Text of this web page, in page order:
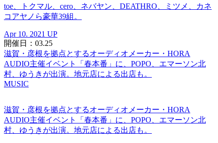
toe、トクマル、cero、ネバヤン、DEATHRO、ミツメ、カネ
コアヤノら豪華39組。
Apr 10. 2021 UP
開催日：03.25
滋賀・彦根を拠点とするオーディオメーカー・HORA
AUDIO主催イベント「春本番」に、POPO、エマーソン北
村、ゆうきが出演。地元店による出店も。
MUSIC
滋賀・彦根を拠点とするオーディオメーカー・HORA
AUDIO主催イベント「春本番」に、POPO、エマーソン北
村、ゆうきが出演。地元店による出店も。